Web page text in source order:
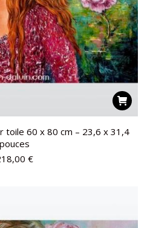
toile 60 x 80 cm – 23,6 x 31,4
pouces
€